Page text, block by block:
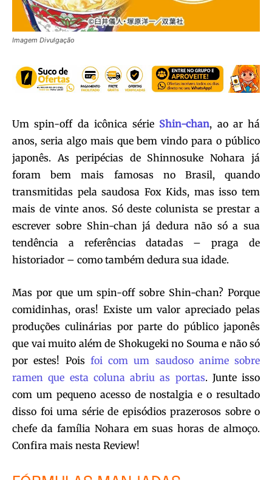
Imagem Divulgação
Um spin-off da icônica série Shin-chan, ao ar há
anos, seria algo mais que bem vindo para o público
japonês. As peripécias de Shinnosuke Nohara já
foram bem mais famosas no Brasil, quando
transmitidas pela saudosa Fox Kids, mas isso tem
mais de vinte anos. Só deste colunista se prestar a
escrever sobre Shin-chan já dedura não só a sua
tendência a referências datadas – praga de
historiador – como também dedura sua idade.
Mas por que um spin-off sobre Shin-chan? Porque
comidinhas, oras! Existe um valor apreciado pelas
produções culinárias por parte do público japonês
que vai muito além de Shokugeki no Souma e não só
por estes! Pois foi com um saudoso anime sobre
ramen que esta coluna abriu as portas. Junte isso
com um pequeno acesso de nostalgia e o resultado
disso foi uma série de episódios prazerosos sobre o
chefe da família Nohara em suas horas de almoço.
Confira mais nesta Review!